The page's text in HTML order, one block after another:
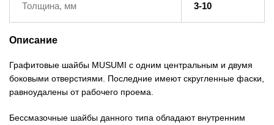
Толщина, мм 3-10
Описание
Графитовые шайбы MUSUMI с одним центральным и двумя
боковыми отверстиями. Последние имеют скругленные фаски,
равноудалены от рабочего проема.
Бессмазочные шайбы данного типа обладают внутренним